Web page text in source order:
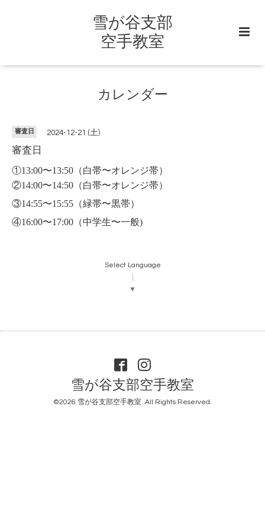
雪が谷支部
空手教室
カレンダー
審査日 2024-12-21 (土)
審査日
①13:00〜13:50 （白帯〜オレンジ帯）
②14:00〜14:50（白帯〜オレンジ帯）
③14:55〜15:55（緑帯〜黒帯）
④16:00〜17:00（中学生〜一般)
Select Language
▼
雪が谷支部空手教室
©2026 雪が谷支部空手教室. All Rights Reserved.